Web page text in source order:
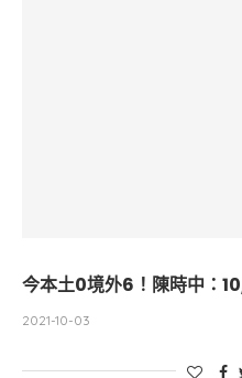
今本土0境外6！陳時中：
2021-10-03